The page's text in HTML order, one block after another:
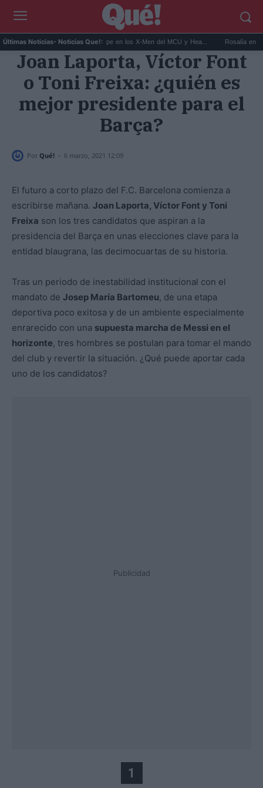
Últimas Noticias- Noticias Que!:
Kit Connor será Cíclope en los X-Men del MCU y Hea... Rosalía en
Joan Laporta, Víctor Font
o Toni Freixa: ¿quién es
mejor presidente para el
Barça?
Por Qué! - 6 marzo, 2021 12:09
El futuro a corto plazo del F.C. Barcelona comienza a
escribirse mañana. Joan Laporta, Víctor Font y Toni
Freixa son los tres candidatos que aspiran a la
presidencia del Barça en unas elecciones clave para la
entidad blaugrana, las decimocuartas de su historia.
Tras un periodo de inestabilidad institucional con el
mandato de Josep María Bartomeu, de una etapa
deportiva poco exitosa y de un ambiente especialmente
enrarecido con una supuesta marcha de Messi en el
horizonte, tres hombres se postulan para tomar el mando
del club y revertir la situación. ¿Qué puede aportar cada
uno de los candidatos?
Publicidad
1